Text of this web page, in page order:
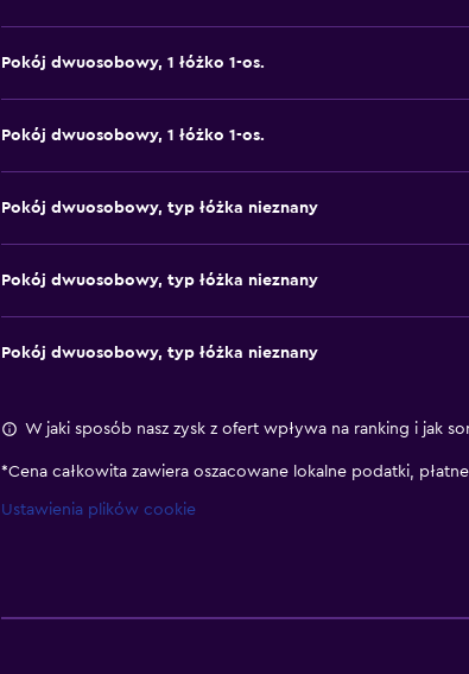
Pokój dwuosobowy, 1 łóżko 1-os.
Pokój dwuosobowy, 1 łóżko 1-os.
Pokój dwuosobowy, typ łóżka nieznany
Pokój dwuosobowy, typ łóżka nieznany
Pokój dwuosobowy, typ łóżka nieznany
W jaki sposób nasz zysk z ofert wpływa na ranking i jak
*Cena całkowita zawiera oszacowane lokalne podatki,
Ustawienia plików cookie